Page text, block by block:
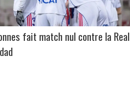
fait match nul contre la Real